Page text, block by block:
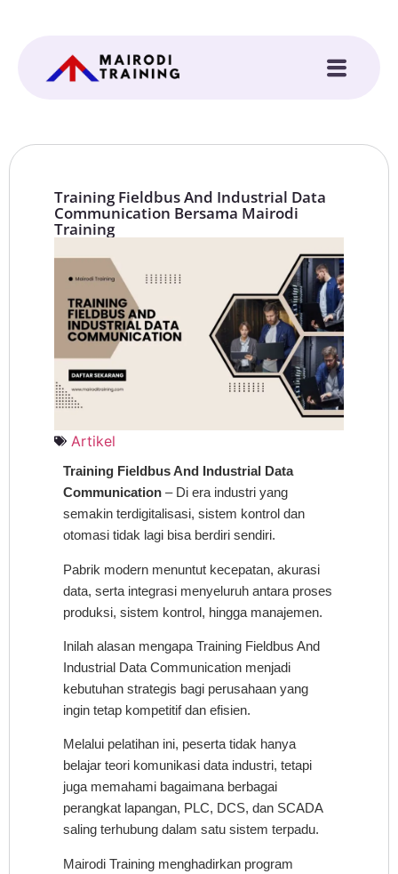
Training Fieldbus And Industrial Data
Communication Bersama Mairodi
Training
Artikel
Training Fieldbus And Industrial Data
Communication – Di era industri yang
semakin terdigitalisasi, sistem kontrol dan
otomasi tidak lagi bisa berdiri sendiri.
Pabrik modern menuntut kecepatan, akurasi
data, serta integrasi menyeluruh antara proses
produksi, sistem kontrol, hingga manajemen.
Inilah alasan mengapa Training Fieldbus And
Industrial Data Communication menjadi
kebutuhan strategis bagi perusahaan yang
ingin tetap kompetitif dan efisien.
Melalui pelatihan ini, peserta tidak hanya
belajar teori komunikasi data industri, tetapi
juga memahami bagaimana berbagai
perangkat lapangan, PLC, DCS, dan SCADA
saling terhubung dalam satu sistem terpadu.
Mairodi Training menghadirkan program